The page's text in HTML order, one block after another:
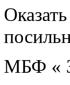
МБФ «